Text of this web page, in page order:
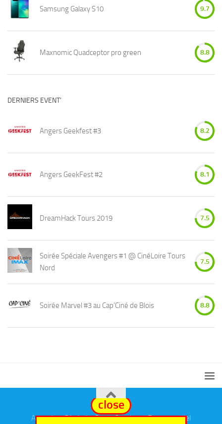
Samsung Galaxy S10 9.7
Maxnomic Quadceptor pro green 8.8
DERNIERS EVENT’
Angers Geekfest #3 8.2
Angers GeekFest #2 8.1
DreamHack Tours 2019 7.5
Soirée Spéciale Avengers #1 @ CinéLoire Tours
Nord
7.5
Soirée Marvel #3 au Cap’Ciné de Blois 8.8
AnnuairesGénéral,eSport,CosplayetEvenementiel
close